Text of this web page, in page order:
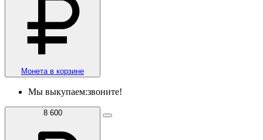
Монета в корзине
Мы выкупаем:звоните!
8 600